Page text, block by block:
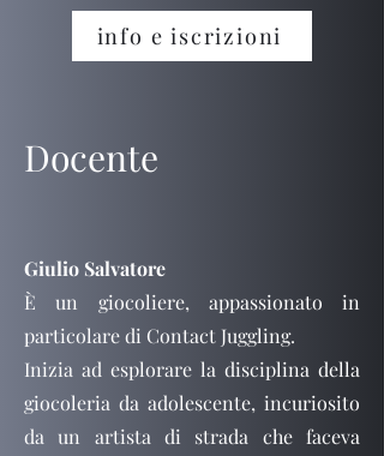
info e iscrizioni
Docente
Giulio Salvatore
È un giocoliere, appassionato in
particolare di Contact Juggling.
Inizia ad esplorare la disciplina della
giocoleria da adolescente, incuriosito
da un artista di strada che faceva